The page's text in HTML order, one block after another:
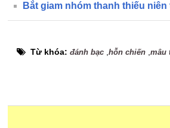
Bắt giam nhóm thanh thiếu
Từ khóa:đánh bạc ,hỗn chiến ,mâu